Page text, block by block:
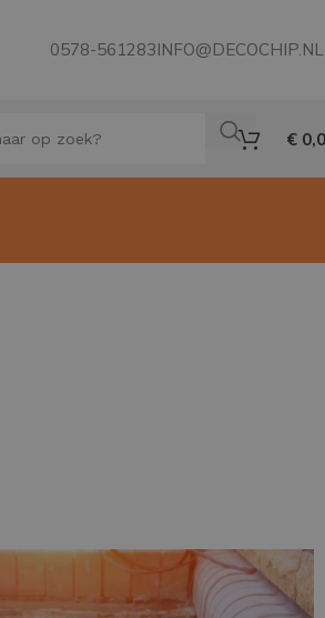
0578-561283INFO@DECOCHIP.NL
€